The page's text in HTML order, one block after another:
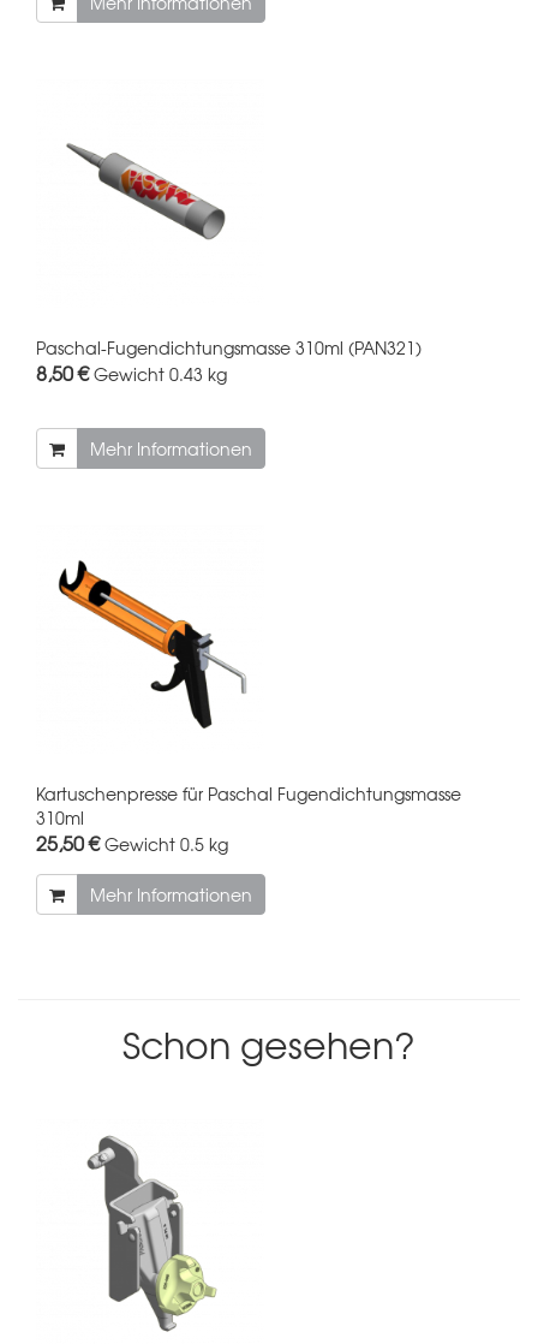
Paschal-Fugendichtungsmasse 310ml (PAN321)
8,50 €Gewicht 0.43 kg
Mehr Informationen
Kartuschenpresse für Paschal Fugendichtungsmasse
310ml
25,50 €Gewicht 0.5 kg
Mehr Informationen
Schon gesehen?